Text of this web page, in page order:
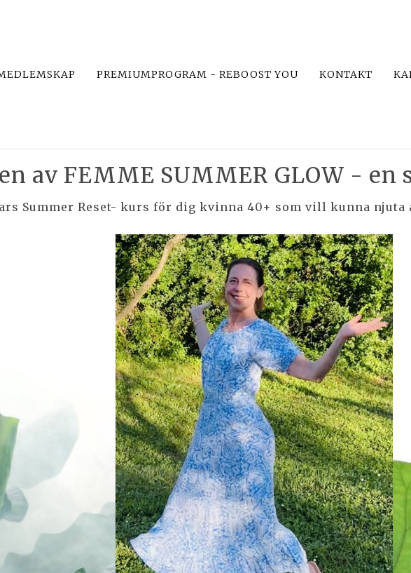
PREMIUMPROGRAM - REBOOST YOU KONTAKT
av FEMME SUMMER GLOW -
Summer Reset- kurs för dig kvinna 40+ som vill kunna njuta